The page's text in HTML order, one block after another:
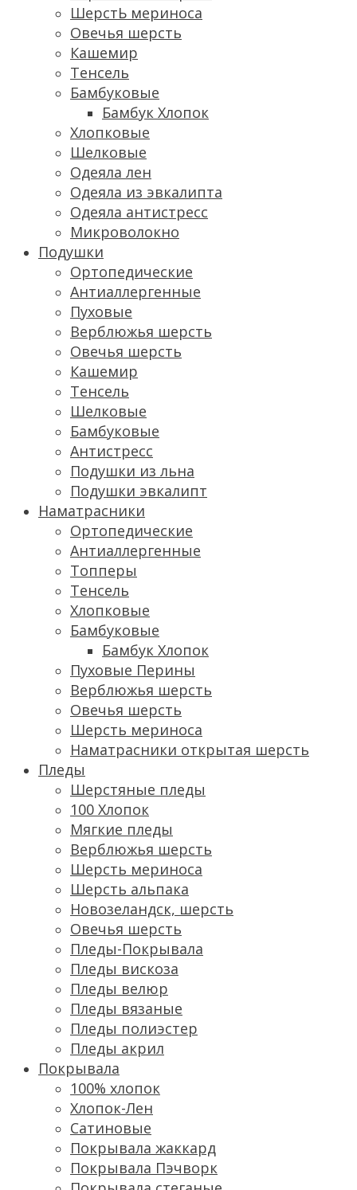
ШерстЬ мериноса
Овечья шерсть
Кашемир
Тенсель
Бамбуковые
Бамбук Хлопок
Хлопковые
Шелковые
Одеяла лен
Одеяла из эвкалипта
Одеяла антистресс
Микроволокно
Подушки
Ортопедические
Антиаллергенные
Пуховые
Верблюжья шерсть
Овечья шерсть
Кашемир
Тенсель
Шелковые
Бамбуковые
Антистресс
Подушки из льна
Подушки эвкалипт
Наматрасники
Ортопедические
Антиаллергенные
Топперы
Тенсель
Хлопковые
Бамбуковые
Бамбук Хлопок
Пуховые Перины
Верблюжья шерсть
Овечья шерсть
Шерсть мериноса
Наматрасники открытая шерсть
Пледы
Шерстяные пледы
100 Хлопок
Мягкие пледы
Верблюжья шерсть
Шерсть мериноса
Шерсть альпака
Новозеландск, шерсть
Овечья шерсть
Пледы-Покрывала
Пледы вискоза
Пледы велюр
Пледы вязаные
Пледы полиэстер
Пледы акрил
Покрывала
100% хлопок
Хлопок-Лен
Сатиновые
Покрывала жаккард
Покрывала Пэчворк